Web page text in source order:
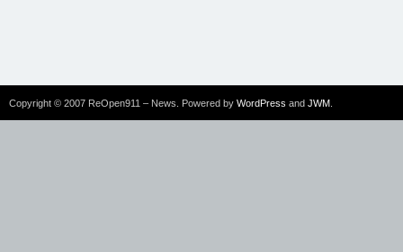
Copyright © 2007 ReOpen911 – News. Powered by WordPress and JWM